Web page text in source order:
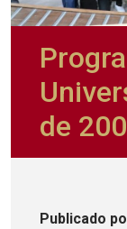
de
Publicado